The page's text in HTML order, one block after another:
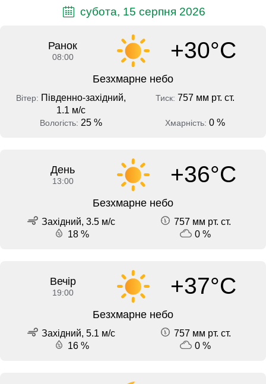
субота, 15 серпня 2026
Ранок
08:00 +30°C
Безхмарне небо
Вітер: Південно-західний,
1.1 м/с
Тиск: 757 мм рт. ст.
Вологість: 25 % Хмарність: 0 %
День
13:00 +36°C
Безхмарне небо
Західний, 3.5 м/с
757 мм рт. ст.
18 %
0 %
Вечір
19:00 +37°C
Безхмарне небо
Західний, 5.1 м/с
757 мм рт. ст.
16 %
0 %